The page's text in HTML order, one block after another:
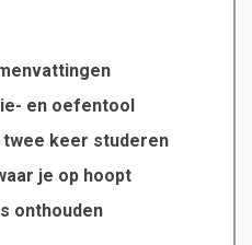
en oefentool
keer studeren
je op hoopt
onthouden